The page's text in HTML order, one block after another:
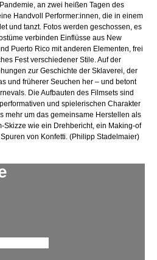
an zwei heißen Tagen des
Handvoll Performer:innen, die in einem
und tanzt. Fotos werden geschossen, es
verbinden Einflüsse aus New
Puerto Rico mit anderen Elementen, frei
Fest verschiedener Stile. Auf der
zur Geschichte der Sklaverei, der
und früherer Seuchen her – und betont
Die Aufbauten des Filmsets sind
und spielerischen Charakter
mehr um das gemeinsame Herstellen als
Skizze wie ein Drehbericht, ein Making-of
von Konfetti. (Philipp Stadelmaier)